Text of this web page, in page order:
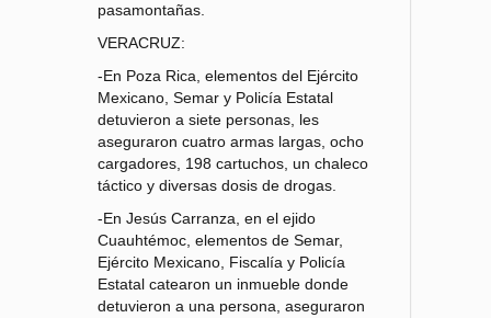
pasamontañas.
VERACRUZ:
-En Poza Rica, elementos del Ejército
Mexicano, Semar y Policía Estatal
detuvieron a siete personas, les
aseguraron cuatro armas largas, ocho
cargadores, 198 cartuchos, un chaleco
táctico y diversas dosis de drogas.
-En Jesús Carranza, en el ejido
Cuauhtémoc, elementos de Semar,
Ejército Mexicano, Fiscalía y Policía
Estatal catearon un inmueble donde
detuvieron a una persona, aseguraron